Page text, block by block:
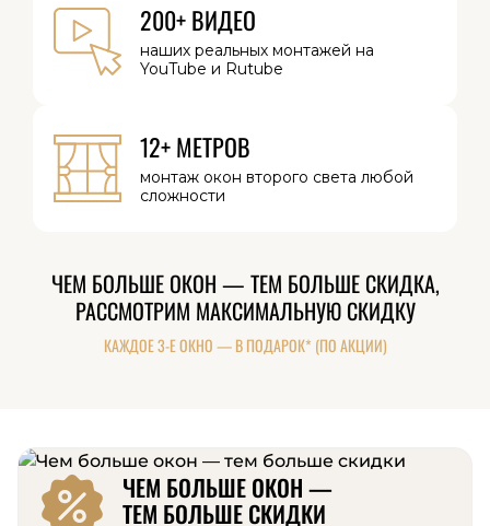
200+ ВИДЕО
наших реальных монтажей на
YouTube и Rutube
12+ МЕТРОВ
монтаж окон второго света любой
сложности
ЧЕМ БОЛЬШЕ ОКОН — ТЕМ БОЛЬШЕ СКИДКА,
РАССМОТРИМ МАКСИМАЛЬНУЮ СКИДКУ
КАЖДОЕ 3-Е ОКНО — В ПОДАРОК* (ПО АКЦИИ)
ЧЕМ БОЛЬШЕ ОКОН —
ТЕМ БОЛЬШЕ СКИДКИ